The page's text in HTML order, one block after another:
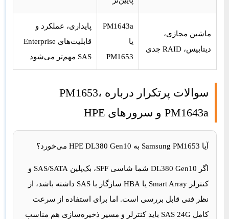
ماشین مجازی،
دیتابیس، RAID جدی
PM1643a
یا
PM1653
پایداری، عملکرد و
قابلیت‌های Enterprise
SAS مهم‌تر می‌شود
سوالات پرتکرار درباره PM1653،
PM1643a و سرورهای HPE
آیا Samsung PM1653 به HPE DL380 Gen10 می‌خورد؟
اگر DL380 Gen10 شما شاسی SFF، بک‌پلین SAS/SATA و
کنترلر Smart Array یا HBA سازگار با SAS داشته باشد، از
نظر فنی قابل بررسی است. اما برای استفاده از سرعت
کامل SAS 24G باید کنترلر و مسیر ذخیره‌سازی هم مناسب